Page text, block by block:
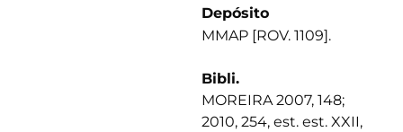
Depósito
MMAP [ROV. 1109].
Bibli.
MOREIRA 2007, 148;
2010, 254, est. est. XXII,